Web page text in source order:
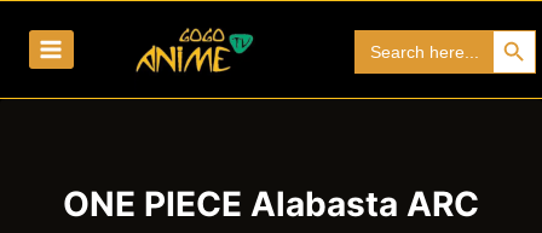
for:
Search
ONE PIECE Alabasta ARC